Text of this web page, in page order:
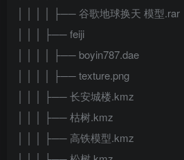
│ │ │ │ ├── 谷歌地球换天 模型.rar
│ │ │ ├── feiji
│ │ │ │ ├── boyin787.dae
│ │ │ │ ├── texture.png
│ │ │ ├── 长安城楼.kmz
│ │ │ ├── 枯树.kmz
│ │ │ ├── 高铁模型.kmz